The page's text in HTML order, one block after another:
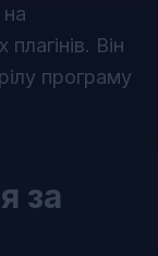
Він
програму
за